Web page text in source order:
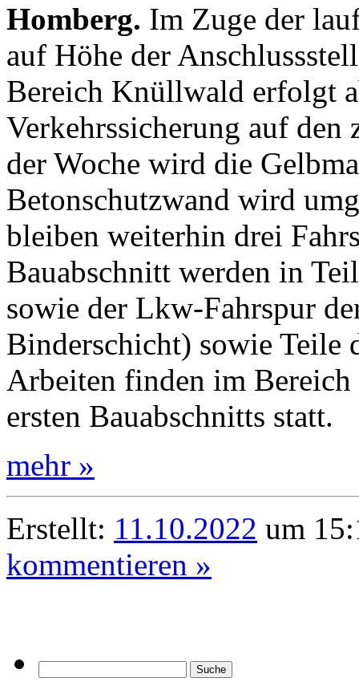
Homberg. Im Zuge der
auf Höhe der
Bereich Knüllwald erfolgt
Verkehrssicherung auf
der Woche wird die
Betonschutzwand wird
bleiben weiterhin drei
Bauabschnitt werden in
sowie der Lkw-Fahrspur
Binderschicht) sowie Teile
Arbeiten finden im
ersten Bauabschnitts statt.
mehr »
Erstellt: 11.10.2022 um
kommentieren »